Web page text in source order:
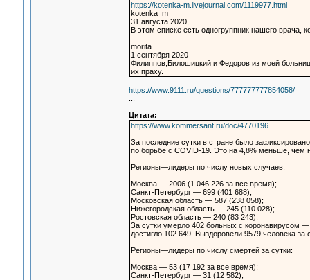
https://kotenka-m.livejournal.com/1119977.html
kotenka_m
31 августа 2020,
В этом списке есть одногруппник нашего
morita
1 сентября 2020
Филиппов,Билошицкий и Федоров из моей
их праху.
https://www.9111.ru/questions/777777777854058/
Цитата:
https://www.kommersant.ru/doc/4770196
За последние сутки в стране было
по борьбе с COVID-19. Это на 4,8% меньше, чем
Регионы—лидеры по числу новых случаев:
Москва — 2006 (1 046 226 за все время);
Санкт-Петербург — 699 (401 688);
Московская область — 587 (238 058);
Нижегородская область — 245 (110 028);
Ростовская область — 240 (83 243).
За сутки умерло 402 больных с коронавирусом
достигло 102 649. Выздоровели 9579 человека за
Регионы—лидеры по числу смертей за сутки:
Москва — 53 (17 192 за все время);
Санкт-Петербург — 31 (12 582);